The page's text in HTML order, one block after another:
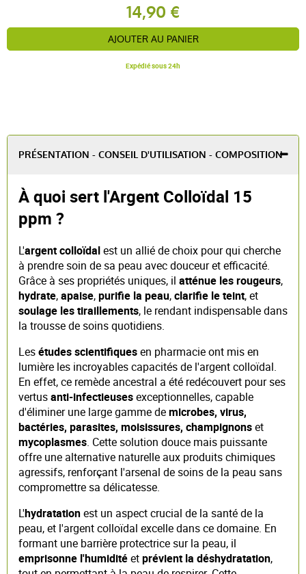
14,90 €
AJOUTER AU PANIER
Expédié sous 24h
PRÉSENTATION - CONSEIL D'UTILISATION - COMPOSITION
À quoi sert l'Argent Colloïdal 15
ppm ?
L'argent colloïdalest un allié de choix pour qui cherche
à prendre soin de sa peau avec douceur et efficacité.
Grâce à ses propriétés uniques, il atténue les rougeurs,
hydrate,apaise,purifie la peau,clarifie le teint, et
soulage les tiraillements, le rendant indispensable dans
la trousse de soins quotidiens.
Lesétudes scientifiquesen pharmacie ont mis en
lumière les incroyables capacités de l'argent colloïdal.
En effet, ce remède ancestral a été redécouvert pour ses
vertusanti-infectieusesexceptionnelles, capable
d'éliminer une large gamme demicrobes, virus,
bactéries, parasites, moisissures, champignonset
mycoplasmes. Cette solution douce mais puissante
offre une alternative naturelle aux produits chimiques
agressifs, renforçant l'arsenal de soins de la peau sans
compromettre sa délicatesse.
L'hydratationest un aspect crucial de la santé de la
peau, et l'argent colloïdal excelle dans ce domaine. En
formant une barrière protectrice sur la peau, il
emprisonne l'humiditéetprévient la déshydratation,